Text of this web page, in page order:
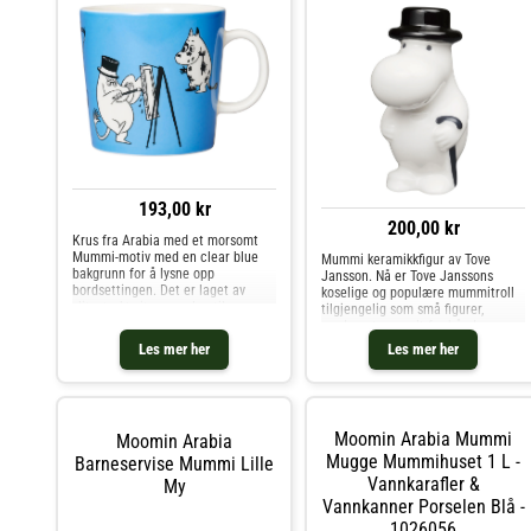
193,00 kr
Les mer her
Krus fra Arabia med et morsomt
Mummi-motiv med en clear blue
bakgrunn for å lysne opp
bordsettingen. Det er laget av
størrelse perfekt for varme drikker
som kaffe og te. Om kruset fra
Arabia- Sjenerøs størrelse.-
Laget av vitroporselen.
Vedlikeholdsinstruksjoner for
kruset- Tåler oppvaskmaskin.- Tåler
mikrobølgeovn.- Ovnsikkert.- Kan
200,00 kr
Les mer her
Mummi keramikkfigur av Tove
Jansson. Nå er Tove Janssons
koselige og populære mummitroll
tilgjengelig som små figurer,
produsert og malt for hånd.
Mummifigurene er verdsatte
samleobjekter som garantert vil bli
en flott gave til en samler. Kjøp
Moomin Arabia
Barneservise Mummi Lille
My
Moomin Arabia Mummi
Mugge Mummihuset 1 L -
Vannkarafler &
Vannkanner Porselen Blå -